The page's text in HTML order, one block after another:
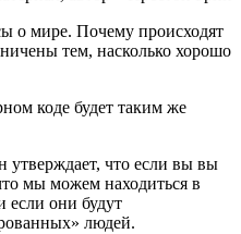
о мире. Почему происходят
тем, насколько хорошо
коде будет таким же
что если вы вы
мы можем находиться в
если они будут
людей.